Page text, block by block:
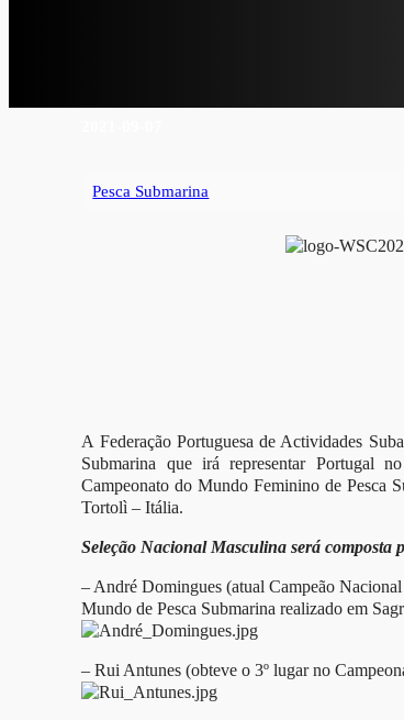
Pesca Submarina
A Federação Portuguesa de Actividades
Submarina que irá representar Portugal
Campeonato do Mundo Feminino de Pesca
Tortolì – Itália.
Seleção Nacional Masculina será composta
– André Domingues (atual Campeão
Mundo de Pesca Submarina realizado em
– Rui Antunes (obteve o 3º lugar no